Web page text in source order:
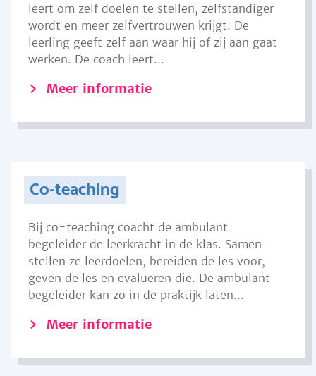
leert om zelf doelen te stellen, zelfstandiger
wordt en meer zelfvertrouwen krijgt. De
leerling geeft zelf aan waar hij of zij aan gaat
werken. De coach leert...
Meer informatie
Co-teaching
Bij co-teaching coacht de ambulant
begeleider de leerkracht in de klas. Samen
stellen ze leerdoelen, bereiden de les voor,
geven de les en evalueren die. De ambulant
begeleider kan zo in de praktijk laten...
Meer informatie